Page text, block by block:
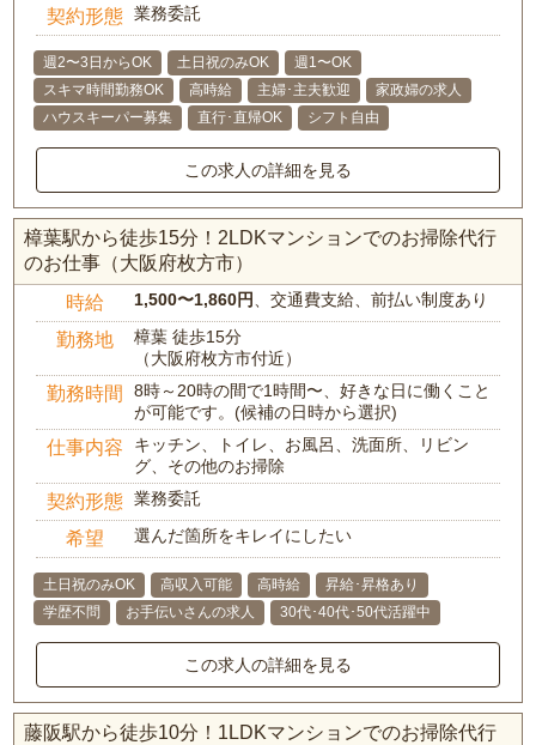
契約形態 業務委託
週2〜3日からOK 土日祝のみOK
週1〜OK
スキマ時間勤務OK
高時給 主婦･主夫歓迎
家政婦の求人
ハウスキーパー募集
直行･直帰OK シフト自由
この求人の詳細を見る
樟葉駅から徒歩15分！2LDKマンションでのお掃除代行
のお仕事（大阪府枚方市）
時給 1,500〜1,860円 、交通費支給、前払い制度あり
勤務地
樟葉 徒歩15分
（大阪府枚方市付近）
勤務時間
8時～20時の間で1時間〜、好きな日に働くこと
が可能です。(候補の日時から選択)
仕事内容
キッチン、トイレ、お風呂、洗面所、リビン
グ、その他のお掃除
契約形態 業務委託
希望 選んだ箇所をキレイにしたい
土日祝のみOK 高収入可能 高時給
昇給･昇格あり
学歴不問
お手伝いさんの求人 30代･40代･50代活躍中
この求人の詳細を見る
藤阪駅から徒歩10分！1LDKマンションでのお掃除代行